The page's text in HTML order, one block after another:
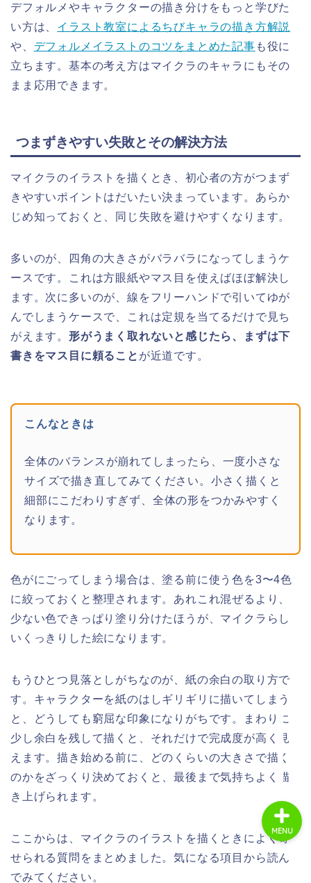
デフォルメやキャラクターの描き分けをもっと学びた
い方は、 イラスト教室によるちびキャラの描き方解説
や、 デフォルメイラストのコツをまとめた記事 も役に
立ちます。基本の考え方はマイクラのキャラにもその
まま応用できます。
つまずきやすい失敗とその解決方法
マイクラのイラストを描くとき、初心者の方がつまず
きやすいポイントはだいたい決まっています。あらか
じめ知っておくと、同じ失敗を避けやすくなります。
多いのが、四角の大きさがバラバラになってしまうケ
ースです。これは方眼紙やマス目を使えばほぼ解決し
ます。次に多いのが、線をフリーハンドで引いてゆが
んでしまうケースで、これは定規を当てるだけで見ち
がえます。 形がうまく取れないと感じたら、まずは下
書きをマス目に頼ること が近道です。
こんなときは
全体のバランスが崩れてしまったら、一度小さな
サイズで描き直してみてください。小さく描くと
細部にこだわりすぎず、全体の形をつかみやすく
なります。
色がにごってしまう場合は、塗る前に使う色を3〜4色
に絞っておくと整理されます。あれこれ混ぜるより、
少ない色できっぱり塗り分けたほうが、マイクラらし
いくっきりした絵になります。
もうひとつ見落としがちなのが、紙の余白の取り方で
す。キャラクターを紙のはしギリギリに描いてしまう
と、どうしても窮屈な印象になりがちです。まわりに
少し余白を残して描くと、それだけで完成度が高く見
えます。描き始める前に、どのくらいの大きさで描く
のかをざっくり決めておくと、最後まで気持ちよく描
き上げられます。
ここからは、マイクラのイラストを描くときによく寄
せられる質問をまとめました。気になる項目から読ん
でみてください。
MENU
ホーム
ライフスタイル
趣味・エンタメ